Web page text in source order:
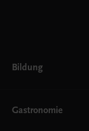
Bildung
Ernährung
Gastronomie